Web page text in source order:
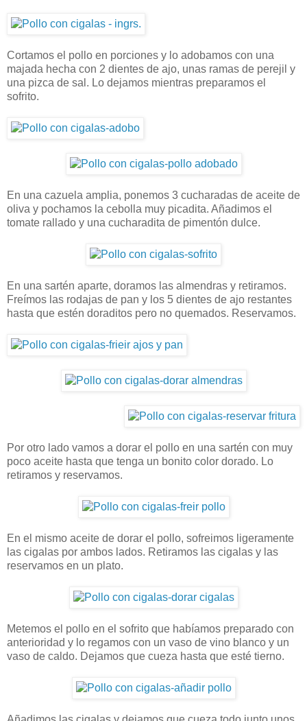
Cortamos el pollo en porciones y lo adobamos con una
majada hecha con 2 dientes de ajo, unas ramas de perejil y
una pizca de sal. Lo dejamos mientras preparamos el
sofrito.
En una cazuela amplia, ponemos 3 cucharadas de aceite de
oliva y pochamos la cebolla muy picadita. Añadimos el
tomate rallado y una cucharadita de pimentón dulce.
En una sartén aparte, doramos las almendras y retiramos.
Freímos las rodajas de pan y los 5 dientes de ajo restantes
hasta que estén doraditos pero no quemados. Reservamos.
Por otro lado vamos a dorar el pollo en una sartén con muy
poco aceite hasta que tenga un bonito color dorado. Lo
retiramos y reservamos.
En el mismo aceite de dorar el pollo, sofreimos ligeramente
las cigalas por ambos lados. Retiramos las cigalas y las
reservamos en un plato.
Metemos el pollo en el sofrito que habíamos preparado con
anterioridad y lo regamos con un vaso de vino blanco y un
vaso de caldo. Dejamos que cueza hasta que esté tierno.